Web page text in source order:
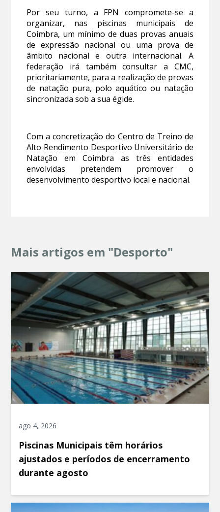
Por seu turno, a FPN compromete-se a
organizar, nas piscinas municipais de
Coimbra, um mínimo de duas provas anuais
de expressão nacional ou uma prova de
âmbito nacional e outra internacional. A
federação irá também consultar a CMC,
prioritariamente, para a realização de provas
de natação pura, polo aquático ou natação
sincronizada sob a sua égide.
Com a concretização do Centro de Treino de
Alto Rendimento Desportivo Universitário de
Natação em Coimbra as três entidades
envolvidas pretendem promover o
desenvolvimento desportivo local e nacional.
Mais artigos em "Desporto"
ago 4, 2026
Piscinas Municipais têm horários
ajustados e períodos de encerramento
durante agosto